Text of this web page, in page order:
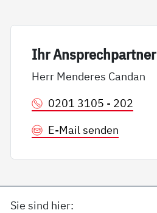
Ihr An­sp­rech­part­ner
Herr Menderes Candan
0201 3105 - 202
E-Mail senden
Sie sind hier: